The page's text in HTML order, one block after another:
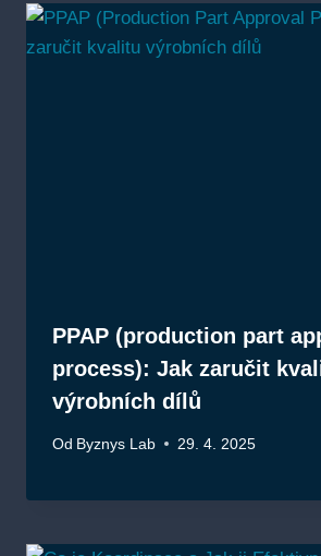
PPAP (production part
process): Jak zaručit
výrobních dílů
Od Byznys Lab 29. 4. 2025